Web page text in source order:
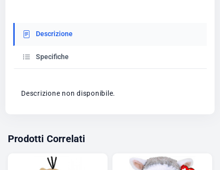
Descrizione
Specifiche
Descrizione non disponibile.
Prodotti Correlati